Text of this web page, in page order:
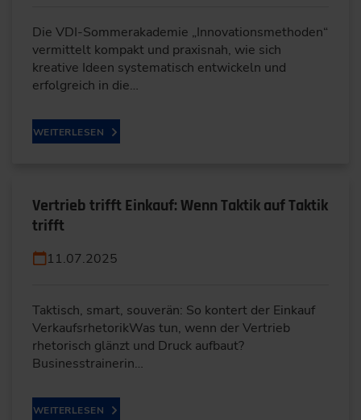
Die VDI-Sommerakademie „Innovationsmethoden“
vermittelt kompakt und praxisnah, wie sich
kreative Ideen systematisch entwickeln und
erfolgreich in die…
WEITERLESEN
Vertrieb trifft Einkauf: Wenn Taktik auf Taktik
trifft
11.07.2025
Taktisch, smart, souverän: So kontert der Einkauf
VerkaufsrhetorikWas tun, wenn der Vertrieb
rhetorisch glänzt und Druck aufbaut?
Businesstrainerin…
WEITERLESEN